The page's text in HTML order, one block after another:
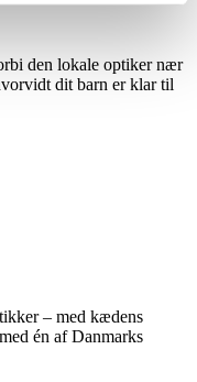
den lokale optiker nær
dit barn er klar til
– med kædens
én af Danmarks